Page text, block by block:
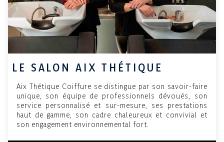
LE SALON AIX THÉTIQUE
Aix Thétique Coiffure se distingue par son savoir-faire
unique, son équipe de professionnels dévoués, son
service personnalisé et sur-mesure, ses prestations
haut de gamme, son cadre chaleureux et convivial et
son engagement environnemental fort.